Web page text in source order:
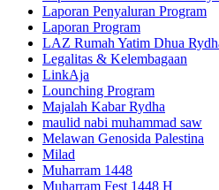
Laporan Penyaluran Program
Laporan Program
LAZ Rumah Yatim Dhua
Legalitas & Kelembagaan
LinkAja
Lounching Program
Majalah Kabar Rydha
maulid nabi muhammad saw
Melawan Genosida Palestina
Milad
Muharram 1448
Muharram Fest 1448 H